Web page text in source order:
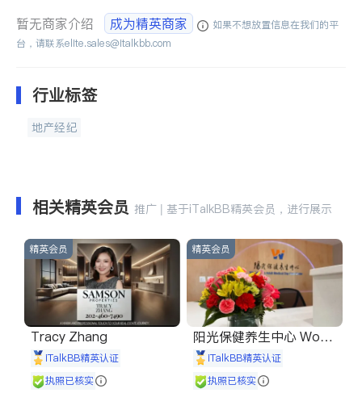
暂无商家介绍 成为精英商家
如果不想放置信息在我们的平
台，请联系elite.sales@italkbb.com
行业标签
地产经纪
相关精英会员 推广 | 基于iTalkBB精英会员，进行展示
精英会员
Tracy Zhang
iTalkBB精英认证
执照已核实
精英会员
阳光保健养生中心 World
shine
iTalkBB精英认证
执照已核实